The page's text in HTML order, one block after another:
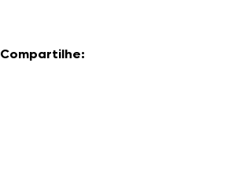
Compartilhe: